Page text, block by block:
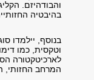
והבודהיזם.
בהיבטיה
בנוסף, יילמדו
וטקסית, כמו
לארכיטקטורה
המרחב החזותי,